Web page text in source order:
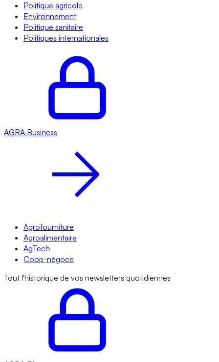
Politique agricole
Environnement
Politique sanitaire
Politiques internationales
AGRA Business
Agrofourniture
Agroalimentaire
AgTech
Coop-négoce
Tout l'historique de vos newsletters quotidiennes